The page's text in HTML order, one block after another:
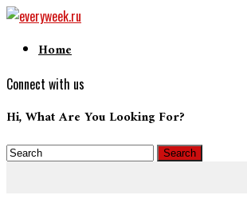
Home
Connect with us
Hi, What Are You Looking For?